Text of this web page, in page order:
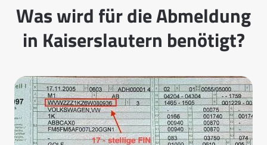
Was wird für die Abmeldung
in Kaiserslautern benötigt?